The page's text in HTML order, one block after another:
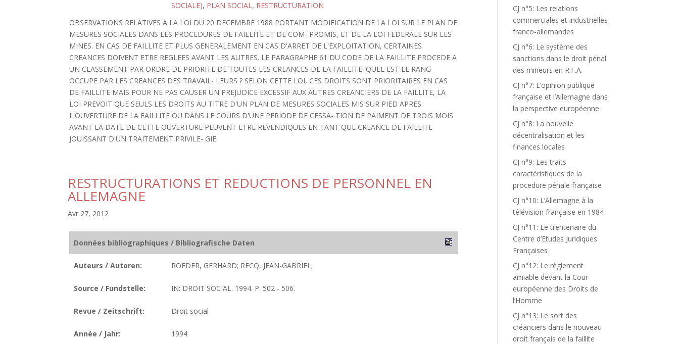
SOCIALE), PLAN SOCIAL, RESTRUCTURATION
OBSERVATIONS RELATIVES A LA LOI DU 20 DECEMBRE 1988 PORTANT MODIFICATION DE LA LOI SUR LE PLAN DE
MESURES SOCIALES DANS LES PROCEDURES DE FAILLITE ET DE COM- PROMIS, ET DE LA LOI FEDERALE SUR LES
MINES. EN CAS DE FAILLITE ET PLUS GENERALEMENT EN CAS D'ARRET DE L'EXPLOITATION, CERTAINES
CREANCES DOIVENT ETRE REGLEES AVANT LES AUTRES. LE PARAGRAPHE 61 DU CODE DE LA FAILLITE PROCEDE A
UN CLASSEMENT PAR ORDRE DE PRIORITE DE TOUTES LES CREANCES DE LA FAILLITE. QUEL EST LE RANG
OCCUPE PAR LES CREANCES DES TRAVAIL- LEURS ? SELON CETTE LOI, CES DROITS SONT PRIORITAIRES EN CAS
DE FAILLITE MAIS POUR NE PAS CAUSER UN PREJUDICE EXCESSIF AUX AUTRES CREANCIERS DE LA FAILLITE, LA
LOI PREVOIT QUE SEULS LES DROITS AU TITRE D'UN PLAN DE MESURES SOCIALES MIS SUR PIED APRES
L'OUVERTURE DE LA FAILLITE OU DANS LE COURS D'UNE PERIODE DE CESSA- TION DE PAIMENT DE TROIS MOIS
AVANT LA DATE DE CETTE OUVERTURE PEUVENT ETRE REVENDIQUES EN TANT QUE CREANCE DE FAILLITE
JOUISSANT D'UN TRAITEMENT PRIVILE- GIE.
RESTRUCTURATIONS ET REDUCTIONS DE PERSONNEL EN
ALLEMAGNE
Avr 27, 2012
Données bibliographiques / Bibliografische Daten
Auteurs / Autoren: ROEDER, GERHARD; RECQ, JEAN-GABRIEL;
Source / Fundstelle: IN: DROIT SOCIAL. 1994. P. 502 - 506.
Revue / Zeitschrift: Droit social
Année / Jahr: 1994
CJ n°5: Les relations
commerciales et industrielles
franco-allemandes
CJ n°6: Le système des
sanctions dans le droit pénal
des mineurs en R.F.A.
CJ n°7: L’opinion publique
française et l’Allemagne dans
la perspective européenne
CJ n°8: La nouvelle
décentralisation et les
finances locales
CJ n°9: Les traits
caractéristiques de la
procedure pénale française
CJ n°10: L’Allemagne à la
télévision française en 1984
CJ n°11: Le trentenaire du
Centre d’Etudes Juridiques
Françaises
CJ n°12: Le règlement
amiable devant la Cour
européenne des Droits de
l’Homme
CJ n°13: Le sort des
créanciers dans le nouveau
droit français de la faillite